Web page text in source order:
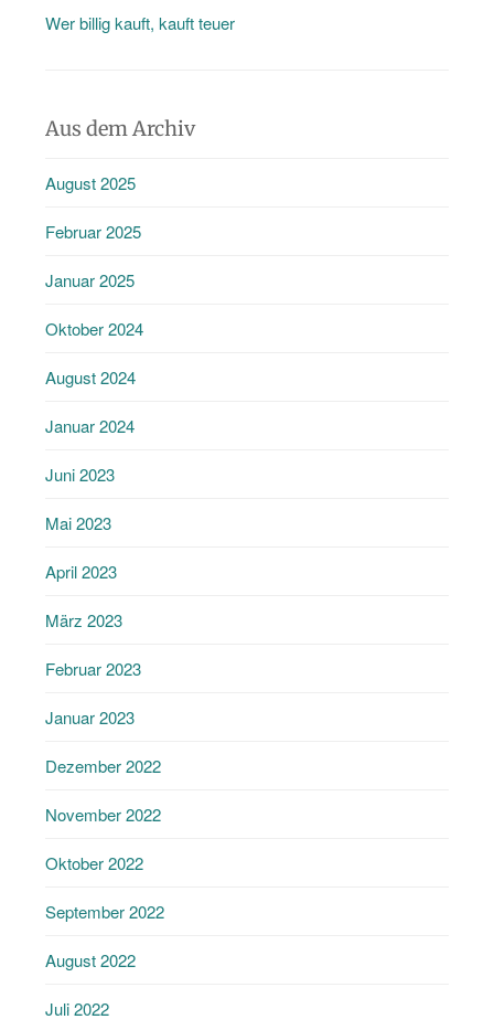
Wer billig kauft, kauft teuer
Aus dem Archiv
August 2025
Februar 2025
Januar 2025
Oktober 2024
August 2024
Januar 2024
Juni 2023
Mai 2023
April 2023
März 2023
Februar 2023
Januar 2023
Dezember 2022
November 2022
Oktober 2022
September 2022
August 2022
Juli 2022